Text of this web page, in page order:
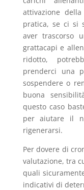
attivazione
pratica, se ci si
aver trascorso
grattacapi e
ridotto,
prenderci una
sospendere o
buona
questo caso
per aiutare il
rigenerarsi.
Per dovere di
valutazione, tra
quali
indicativi di